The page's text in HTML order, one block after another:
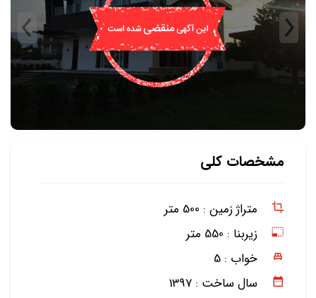
مشخصات کلی
متراژ زمین : 500 متر
زیربنا : 550 متر
خواب : 5
سال ساخت : 1397